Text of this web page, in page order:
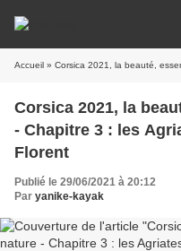
Accueil » Corsica 2021, la beauté, essentielle,
Corsica 2021, la
- Chapitre 3 : les
Florent
Publié le 29/06/2021 à 20:12
Par yanike-kayak